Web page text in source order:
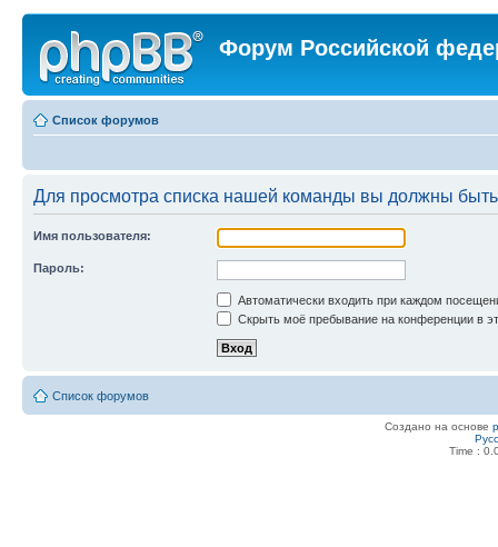
Форум Российской
Список форумов
Для просмотра списка нашей команды вы должны
Имя пользователя:
Пароль:
Автоматически входить при каждом
Скрыть моё пребывание на конференции в
Список форумов
Создано на основе
Time :